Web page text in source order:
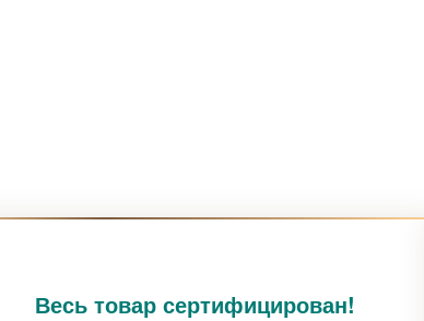
Весь товар сертифицирован!